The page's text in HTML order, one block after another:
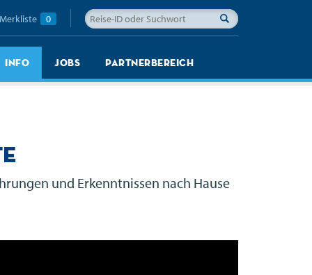
Merkliste 0
Info Jobs Partnerbereich
und Erkenntnissen nach Hause